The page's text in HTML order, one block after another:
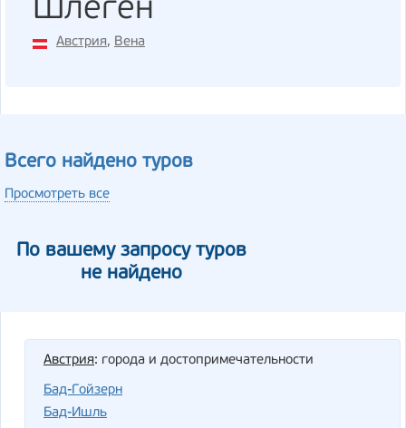
Шлёген
Австрия, Вена
Всего найдено туров
Просмотреть все
По вашему запросу туров
не найдено
Австрия: города и достопримечательности
Бад-Гойзерн
Бад-Ишль